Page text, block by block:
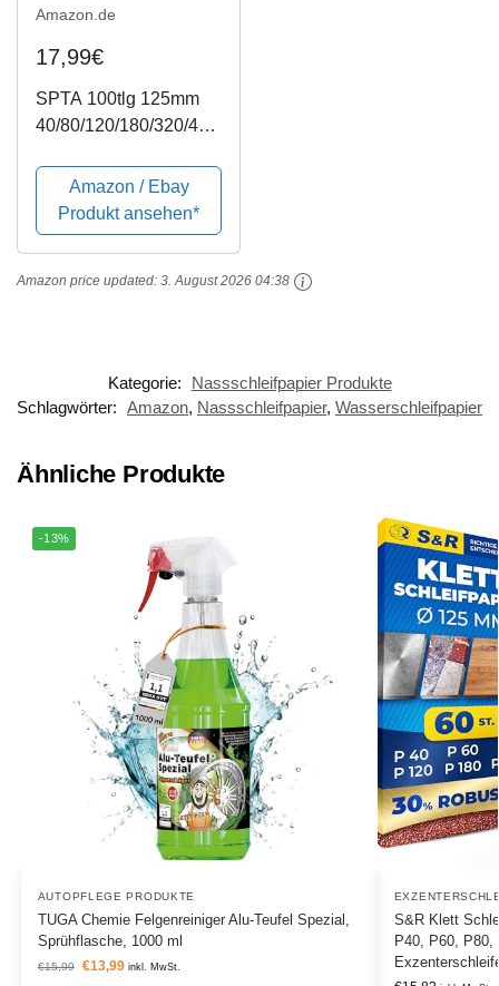
Amazon.de
17,99€
SPTA 100tlg 125mm
40/80/120/180/320/400
Schleifscheiben Klett-
Schleifpapier Klett-
Schleifblätter
Schleifpapiere
Exzenter-Schleifer
Amazon / Ebay
Produkt ansehen*
Amazon price updated: 3. August 2026 04:38
Kategorie:
Nassschleifpapier Produkte
Schlagwörter: Amazon, Nassschleifpapier, Wasserschleifpapier
Ähnliche Produkte
-13%
AUTOPFLEGE PRODUKTE
TUGA Chemie Felgenreiniger Alu-Teufel Spezial,
Sprühflasche, 1000 ml
€15,99 €13,99 inkl. MwSt.
S&R Klett
P40, P60, P80,